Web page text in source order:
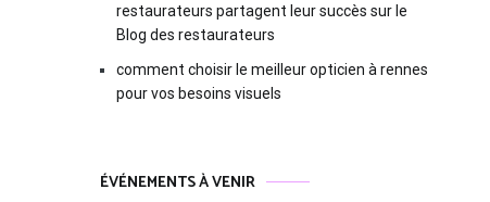
restaurateurs partagent leur succès sur le
Blog des restaurateurs
comment choisir le meilleur opticien à rennes
pour vos besoins visuels
ÉVÉNEMENTS À VENIR